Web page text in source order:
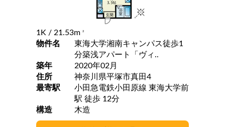
1K / 21.53m 2
物件名
東海大学湘南キャンパス徒歩1
分築浅アパート「ヴィ..
築年
2020年02月
住所
神奈川県平塚市真田4
最寄駅
小田急電鉄小田原線 東海大学前
駅 徒歩 12分
構造
木造